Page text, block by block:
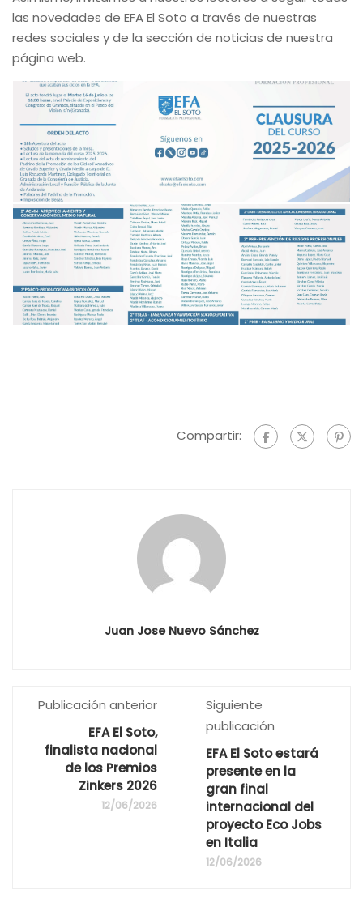
las novedades de EFA El Soto a través de nuestras
redes sociales y de la sección de noticias de nuestra
página web.
Compartir:
Juan Jose Nuevo Sánchez
Publicación anterior
EFA El Soto,
finalista nacional
de los Premios
Zinkers 2026
12/06/2026
Siguiente
publicación
EFA El Soto estará
presente en la
gran final
internacional del
proyecto Eco Jobs
en Italia
12/06/2026